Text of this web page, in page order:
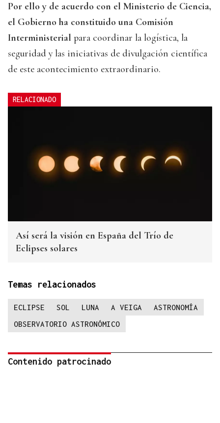
Por ello y de acuerdo con el Ministerio de Ciencia,
el Gobierno ha constituido una Comisión
Interministerial para coordinar la logística, la
seguridad y las iniciativas de divulgación científica
de este acontecimiento extraordinario.
RELACIONADO
Así será la visión en España del Trío de
Eclipses solares
Temas relacionados
ECLIPSE SOL LUNA A VEIGA
ASTRONOMÍA
OBSERVATORIO ASTRONÓMICO
Contenido patrocinado